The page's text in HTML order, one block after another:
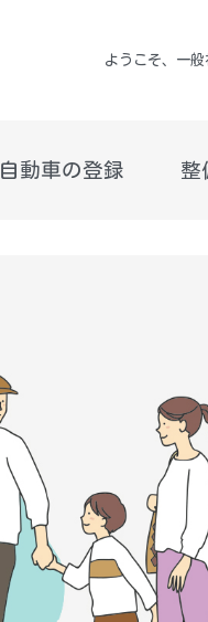
ようこそ、一
自動車の登録 整